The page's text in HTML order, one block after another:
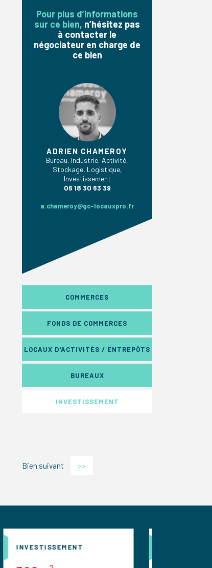
Pour plus d’informations
sur ce bien, n’hésitez pas
à contacter le
négociateur en charge de
ce bien
ADRIEN CHAMEROY
Bureau, Industrie, Activité,
Stockage, Logistique,
Investissement
06 18 30 63 39
a.chameroy@gc-locauxpro.fr
COMMERCES
FONDS DE COMMERCES
LOCAUX D'ACTIVITÉS / ENTREPÔTS
BUREAUX
INVESTISSEMENT
Bien suivant >>
INVESTISSEMENT